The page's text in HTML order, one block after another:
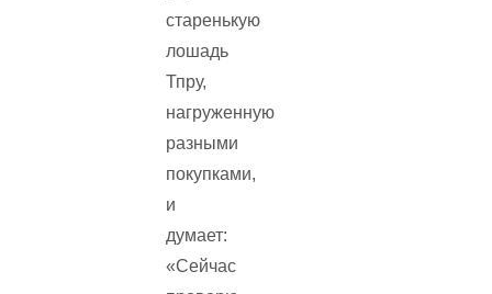
старенькую
лошадь
Тпру,
нагруженную
разными
покупками,
и
думает:
«Сейчас